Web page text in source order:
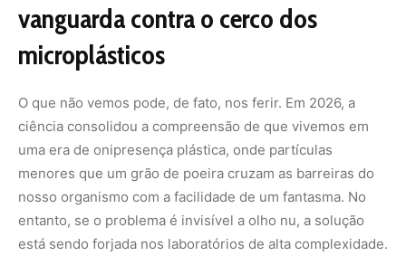
vanguarda contra o cerco dos
microplásticos
O que não vemos pode, de fato, nos ferir. Em 2026, a
ciência consolidou a compreensão de que vivemos em
uma era de onipresença plástica, onde partículas
menores que um grão de poeira cruzam as barreiras do
nosso organismo com a facilidade de um fantasma. No
entanto, se o problema é invisível a olho nu, a solução
está sendo forjada nos laboratórios de alta complexidade.